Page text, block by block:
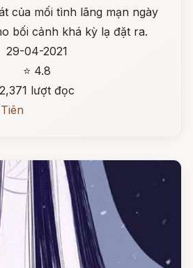
của mối tình lãng mạn ngày
bối cảnh khá kỳ lạ đặt ra.
29-04-2021
⭐ 4.8
2,371 lượt đọc